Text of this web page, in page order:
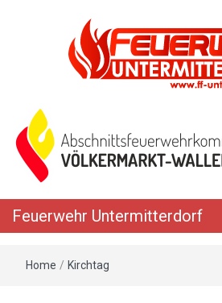
Feuerwehr Untermitterdorf
Home / Kirchtag